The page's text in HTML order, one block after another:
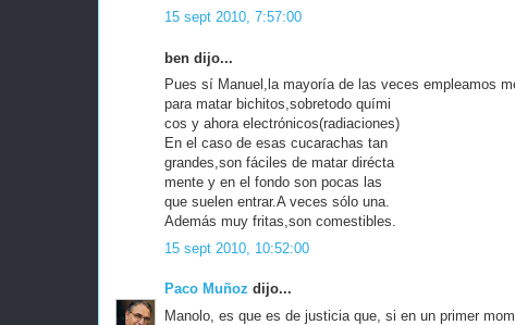
15 sept 2010, 7:57:00
ben dijo...
Pues sí Manuel,la mayoría de las veces empleamos
para matar bichitos,sobretodo quími
cos y ahora electrónicos(radiaciones)
En el caso de esas cucarachas tan
grandes,son fáciles de matar dirécta
mente y en el fondo son pocas las
que suelen entrar.A veces sólo una.
Además muy fritas,son comestibles.
15 sept 2010, 10:52:00
Paco Muñoz dijo...
Manolo, es que es de justicia que, si en un primer